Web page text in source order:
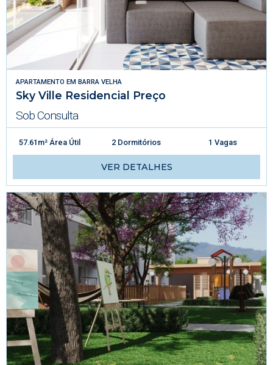
APARTAMENTO EM BARRA VELHA
Sky Ville Residencial Preço
Sob Consulta
57.61m² Área Útil 2 Dormitórios 1 Vagas
VER DETALHES